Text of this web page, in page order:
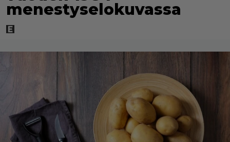
menestyselokuvassa